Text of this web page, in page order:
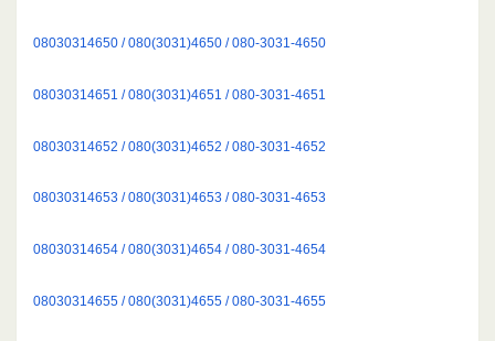
08030314650 / 080(3031)4650 / 080-3031-4650
08030314651 / 080(3031)4651 / 080-3031-4651
08030314652 / 080(3031)4652 / 080-3031-4652
08030314653 / 080(3031)4653 / 080-3031-4653
08030314654 / 080(3031)4654 / 080-3031-4654
08030314655 / 080(3031)4655 / 080-3031-4655